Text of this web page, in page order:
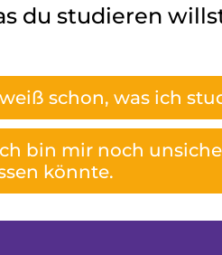
du studieren
schon, was ich
bin mir noch
könnte.